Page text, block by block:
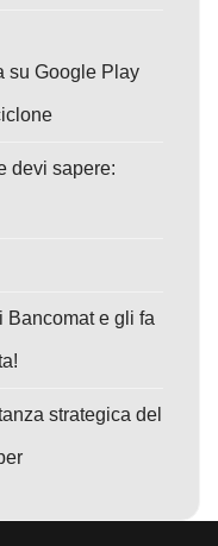
su Google Play
devi sapere:
Bancomat e gli fa
strategica del